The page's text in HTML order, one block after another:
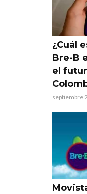
¿Cuál
Bre-B
el
septiembre